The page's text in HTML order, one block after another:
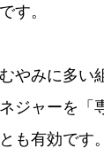
す。
やみに多い
ジャーを「
も有効です